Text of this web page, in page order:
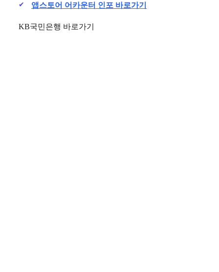
앱스토어 어카운터 인포 바로가기
KB국민은행 바로가기